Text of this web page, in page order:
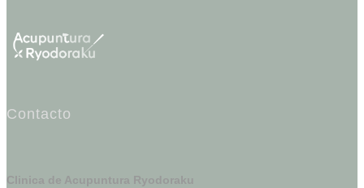
Contacto
Clinica de Acupuntura Ryodoraku